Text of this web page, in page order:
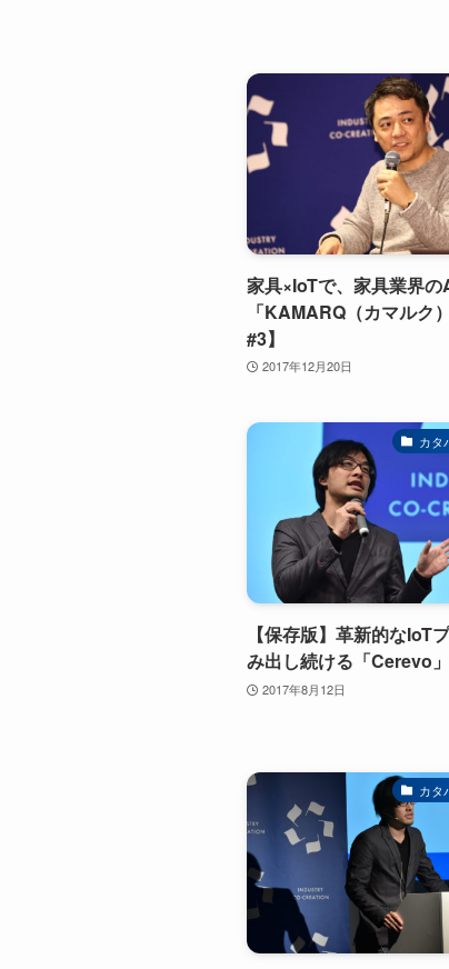
家具×IoTで、家具業界
「KAMARQ（カマルク
#3】
2017年12月20日
カタ
【保存版】革新的なIoT
み出し続ける「Cerevo」
2017年8月12日
カタ